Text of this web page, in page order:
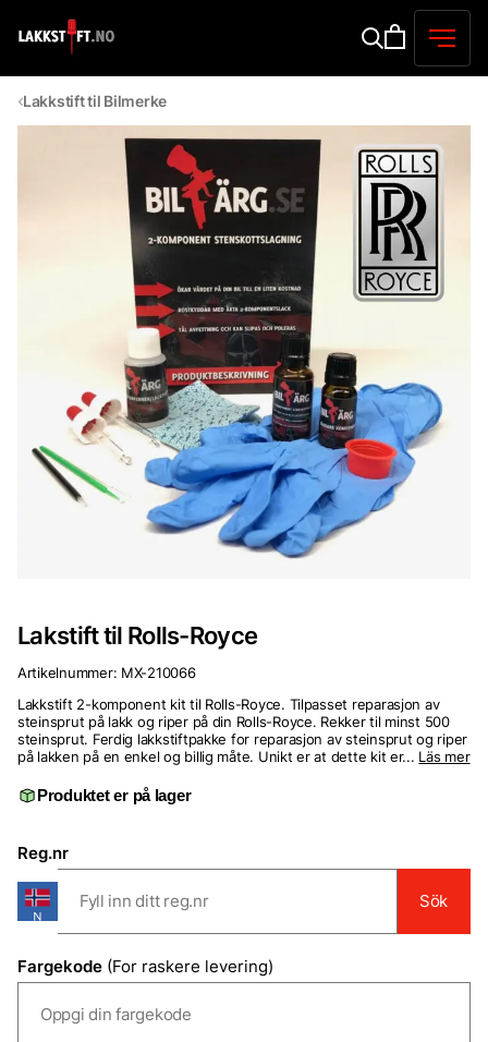
Lakkstift til Bilmerke
Lakstift til Rolls-Royce
Artikelnummer: MX-210066
Lakkstift 2-komponent kit til Rolls-Royce. Tilpasset reparasjon av
steinsprut på lakk og riper på din Rolls-Royce. Rekker til minst 500
steinsprut. Ferdig lakkstiftpakke for reparasjon av steinsprut og riper
på lakken på en enkel og billig måte. Unikt er at dette kit er... Läs mer
Produktet er på lager
Reg.nr
Sök
Fargekode (For raskere levering)